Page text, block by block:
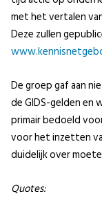
met het vertalen
Deze zullen
De groep gaf aan
de GIDS-gelden en
primair bedoeld
voor het inzetten
duidelijk over
Quotes: